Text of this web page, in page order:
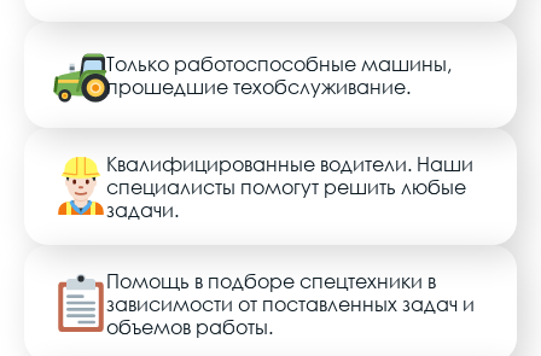
Только работоспособные машины,
прошедшие техобслуживание.
Квалифицированные водители. Наши
специалисты помогут решить любые
задачи.
Помощь в подборе спецтехники в
зависимости от поставленных задач и
объемов работы.